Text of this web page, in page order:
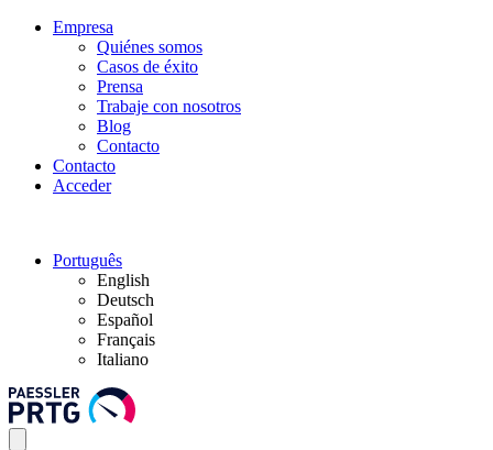
Empresa
Quiénes somos
Casos de éxito
Prensa
Trabaje con nosotros
Blog
Contacto
Contacto
Acceder
Português
English
Deutsch
Español
Français
Italiano